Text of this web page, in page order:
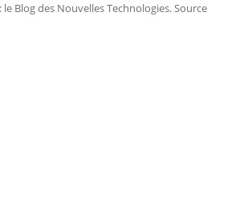
Blog des Nouvelles Technologies. Source